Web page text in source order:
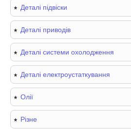
Деталі підвіски
Деталі приводів
Деталі системи охолодження
Деталі електроустаткування
Олії
Різне